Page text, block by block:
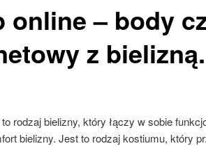
online – body
z bielizną.
rodzaj bielizny, który łączy w sobie
bielizny. Jest to rodzaj kostiumu, który